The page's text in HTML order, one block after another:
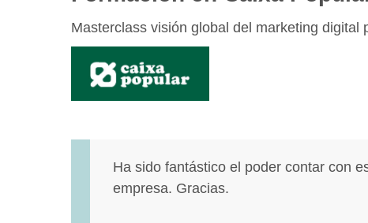
Masterclass visión global del marketing digital
Ha sido fantástico el poder contar con
empresa. Gracias.